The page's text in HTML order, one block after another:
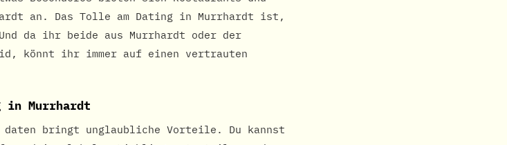
an. Das Tolle am Dating in Murrhardt ist,
da ihr beide aus Murrhardt oder der
könnt ihr immer auf einen vertrauten
in Murrhardt
daten bringt unglaubliche Vorteile. Du kannst